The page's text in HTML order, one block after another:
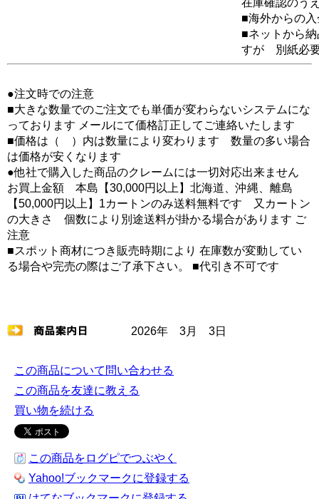
在庫確認のう
■海外からの
■ネットから
すが 別紙必
●注文時での注意
■大きな数量でのご注文でも単価が変わらないシステムにな
っております メールにて価格訂正してご連絡いたします
■価格は（ ）内は数量により変わります 数量の多い場合
は価格が安くなります
●他社で購入した商品のクレームには一切対応出来ません
お買上金額 本島【30,000円以上】北海道、沖縄、離島
【50,000円以上】1カートンのみ送料無料です 又カートン
の大きさ 個数により別途送料が掛かる場合があります ご
注意
■スポット商材につき販売時期により 在庫数が変動してい
る場合や完売の際はご了承下さい。 ■代引き不可です
2026年 3月 3日
この商品について問い合わせる
この商品を友達に教える
買い物を続ける
この商品をログピでつぶやく
Yahoo!ブックマークに登録する